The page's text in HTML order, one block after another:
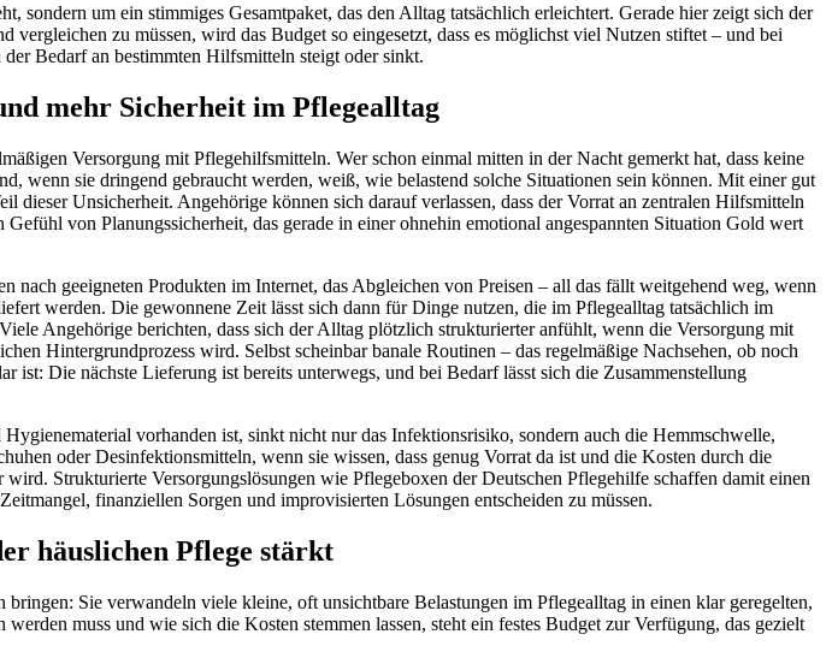
um ein stimmiges Gesamtpaket, das den Alltag tatsächlich erleichtert. Gerade hier zeigt sich der
zu müssen, wird das Budget so eingesetzt, dass es möglichst viel Nutzen stiftet – und bei
Bedarf an bestimmten Hilfsmitteln steigt oder sinkt.
mehr Sicherheit im Pflegealltag
Versorgung mit Pflegehilfsmitteln. Wer schon einmal mitten in der Nacht gemerkt hat, dass keine
wenn sie dringend gebraucht werden, weiß, wie belastend solche Situationen sein können. Mit einer gut
Unsicherheit. Angehörige können sich darauf verlassen, dass der Vorrat an zentralen Hilfsmitteln
von Planungssicherheit, das gerade in einer ohnehin emotional angespannten Situation Gold wert
nach geeigneten Produkten im Internet, das Abgleichen von Preisen – all das fällt weitgehend weg, wenn
werden. Die gewonnene Zeit lässt sich dann für Dinge nutzen, die im Pflegealltag tatsächlich im
Angehörige berichten, dass sich der Alltag plötzlich strukturierter anfühlt, wenn die Versorgung mit
Hintergrundprozess wird. Selbst scheinbar banale Routinen – das regelmäßige Nachsehen, ob noch
Die nächste Lieferung ist bereits unterwegs, und bei Bedarf lässt sich die Zusammenstellung
vorhanden ist, sinkt nicht nur das Infektionsrisiko, sondern auch die Hemmschwelle,
oder Desinfektionsmitteln, wenn sie wissen, dass genug Vorrat da ist und die Kosten durch die
Strukturierte Versorgungslösungen wie Pflegeboxen der Deutschen Pflegehilfe schaffen damit einen
finanziellen Sorgen und improvisierten Lösungen entscheiden zu müssen.
häuslichen Pflege stärkt
Sie verwandeln viele kleine, oft unsichtbare Belastungen im Pflegealltag in einen klar geregelten,
muss und wie sich die Kosten stemmen lassen, steht ein festes Budget zur Verfügung, das gezielt